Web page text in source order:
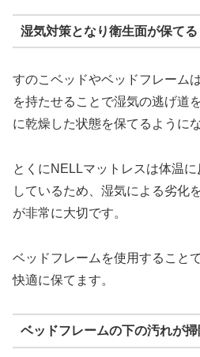
湿気対策となり衛生面が保てる
すのこベッドやベッドフレーム
を持たせることで湿気の逃げ道
に乾燥した状態を保てるように
とくにNELLマットレスは体温
しているため、湿気による劣化
が非常に大切です。
ベッドフレームを使用すること
快適に保てます。
ベッドフレームの下の汚れが